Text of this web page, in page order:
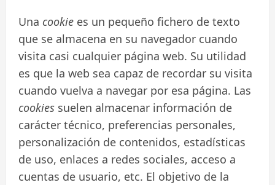
Una cookie es un pequeño fichero de texto
que se almacena en su navegador cuando
visita casi cualquier página web. Su utilidad
es que la web sea capaz de recordar su visita
cuando vuelva a navegar por esa página. Las
cookies suelen almacenar información de
carácter técnico, preferencias personales,
personalización de contenidos, estadísticas
de uso, enlaces a redes sociales, acceso a
cuentas de usuario, etc. El objetivo de la